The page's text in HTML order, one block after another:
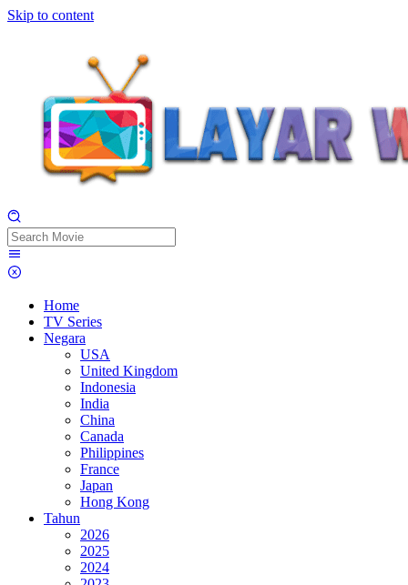
Skip to content
Home
TV Series
Negara
USA
United Kingdom
Indonesia
India
China
Canada
Philippines
France
Japan
Hong Kong
Tahun
2026
2025
2024